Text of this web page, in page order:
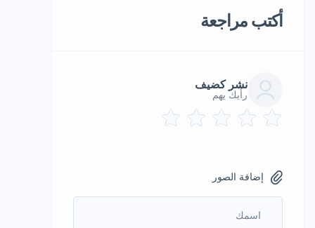
أكتب مراجعة
نشر كضيف
رأيك يهم
إضافة الصور